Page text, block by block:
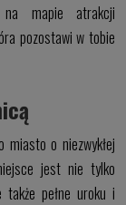
na mapie atrakcji
pozostawi w tobie
miasto o niezwykłej
jest nie tylko
pełne uroku i